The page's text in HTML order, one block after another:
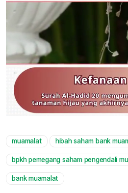
muamalat hibah saham bank
bpkh pemegang saham pengendali
bank muamalat